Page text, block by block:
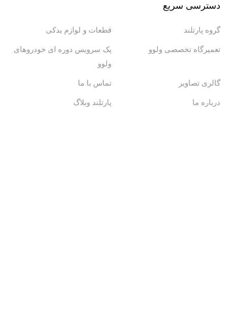
دسترسی سریع
گروه پارتلند قطعات و لوازم یدکی
تعمیرگاه تخصصی ولوو
پک سرویس دوره ای خودروهای
ولوو
گالری تصاویر تماس با ما
درباره ما پارتلند وبلاگ